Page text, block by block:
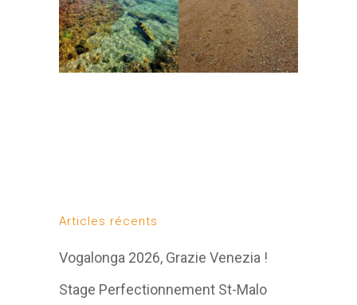
Articles récents
Vogalonga 2026, Grazie Venezia !
Stage Perfectionnement St-Malo